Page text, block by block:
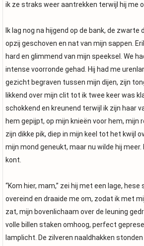
ik ze straks weer aantrekken terwijl hij me
Ik lag nog na hijgend op de bank, de
opzij geschoven en nat van mijn sappen.
hard en glimmend van mijn speeksel. We
intense voorronde gehad. Hij had me
gezicht begraven tussen mijn dijen, zijn
likkend over mijn clit tot ik twee keer was
schokkend en kreunend terwijl ik zijn haar
hem gepijpt, op mijn knieën voor hem, mijn
zijn dikke pik, diep in mijn keel tot het kwijl
mijn mond geneukt, maar nu wilde hij meer.
kont.
“Kom hier, mam,” zei hij met een lage,
overeind en draaide me om, zodat ik met
zat, mijn bovenlichaam over de leuning
volle billen staken omhoog, perfect
lamplicht. De zilveren naaldhakken